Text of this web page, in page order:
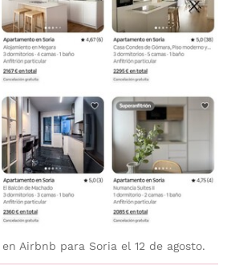
Airbnb para Soria el 12 de agosto.